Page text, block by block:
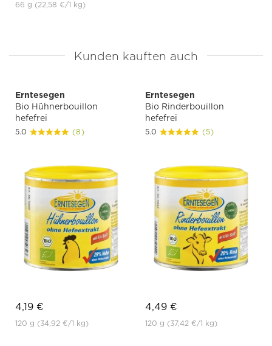
66 g (22,58 €/1 kg)
Kunden kauften auch
Erntesegen
Bio Hühnerbouillon
hefefrei
5.0 (8)
4,19 €
120 g (34,92 €/1 kg)
Erntesegen
Bio Rinderbouillon
hefefrei
5.0 (5)
4,49 €
120 g (37,42 €/1 kg)